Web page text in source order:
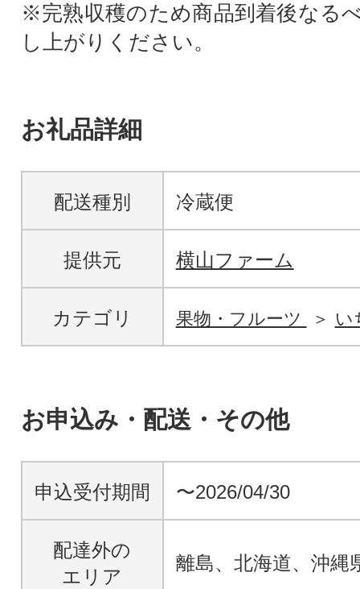
※完熟収穫のため商品到着後なる
し上がりください。
お礼品詳細
配送種別 冷蔵便
提供元 横山ファーム
カテゴリ 果物・フルーツ い
お申込み・配送・その他
申込受付期間 〜2026/04/30
配達外の
エリア
離島、北海道、沖縄